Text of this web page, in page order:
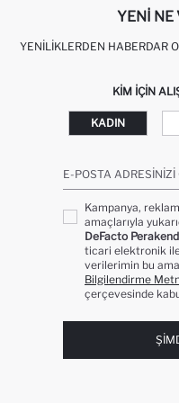
YENI NE
YENILIKLERDEN HABERDAR
KIM IÇIN
KADIN
E-POSTA ADRESINIZI
Kampanya,
amaçlarıyla
DeFacto
ticari elektronik
verilerimin bu
Bilgilendirme
çerçevesinde